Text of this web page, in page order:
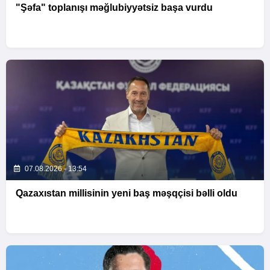
"Şəfa" toplanışı məğlubiyyətsiz başa vurdu
07.08.2026 - 13:54
Qazaxıstan millisinin yeni baş məşqçisi bəlli oldu